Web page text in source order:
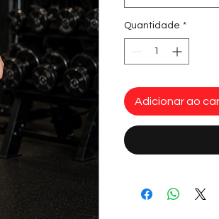
Quantidade *
Adicionar ao